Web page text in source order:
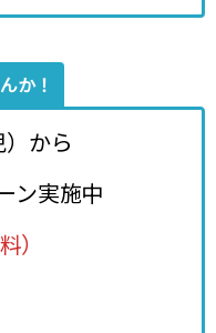
か！
から
ン実施中
）